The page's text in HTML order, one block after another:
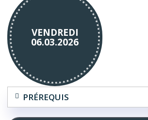
VENDREDI
06.03.2026
PRÉREQUIS